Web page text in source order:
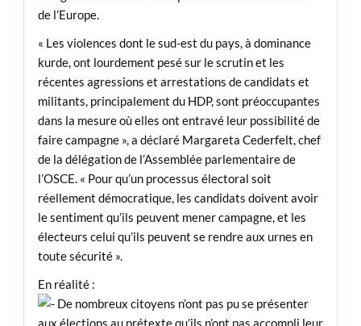
de l’Europe.
« Les violences dont le sud-est du pays, à dominance
kurde, ont lourdement pesé sur le scrutin et les
récentes agressions et arrestations de candidats et
militants, principalement du HDP, sont préoccupantes
dans la mesure où elles ont entravé leur possibilité de
faire campagne », a déclaré Margareta Cederfelt, chef
de la délégation de l’Assemblée parlementaire de
l’OSCE. « Pour qu’un processus électoral soit
réellement démocratique, les candidats doivent avoir
le sentiment qu’ils peuvent mener campagne, et les
électeurs celui qu’ils peuvent se rendre aux urnes en
toute sécurité ».
En réalité :
De nombreux citoyens n’ont pas pu se présenter
aux élections au prétexte qu’ils n’ont pas accompli leur